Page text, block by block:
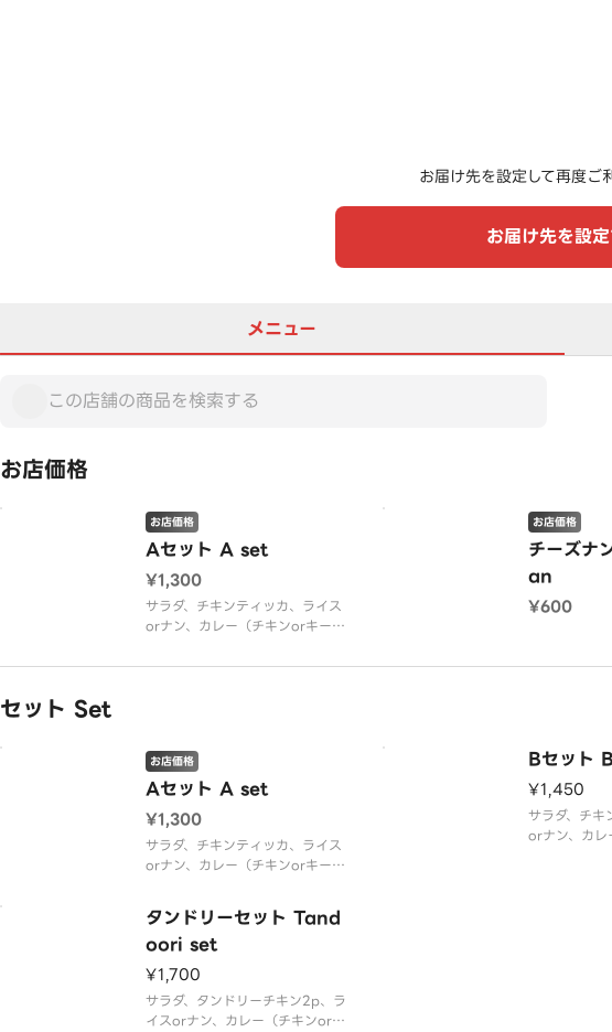
お届け先を設定して再度ご
お届け先を設
メニュー
お店価格
Aセット A set
お店価格
¥1,300
サラダ、チキンティッカ、ライス
orナン、カレー（チキンorキー
salad・chicken tikka・rice or
チーズナ
an
お店価格
¥600
セット Set
Aセット A set
お店価格
¥1,300
サラダ、チキンティッカ、ライス
orナン、カレー（チキンorキー
salad・chicken tikka・rice or
naan・curry（chicken or kee
ma）
Bセット
¥1,450
サラダ、チキ
orナン、カレ
タンドリーセット Tand
oori set
¥1,700
サラダ、タンドリーチキン2p、ラ
イスorナン、カレー（チキンorキ